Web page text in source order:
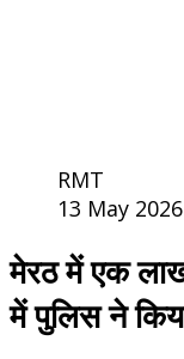
RMT
13 May 2026
मेरठ में एक
में पुलिस ने